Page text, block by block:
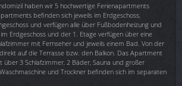
haben wir 5 hochwertige Ferienapartments
befinden sich jeweils im Erdgeschoss,
und verfügen alle über Fußbodenheizung und
Erdgeschoss und der 1. Etage verfügen über eine
mit Fernseher und jeweils einem Bad. Von der
auf die Terrasse bzw. den Balkon. Das Apartment
über 3 Schlafzimmer, 2 Bäder, Sauna und großer
und Trockner befinden sich im separaten